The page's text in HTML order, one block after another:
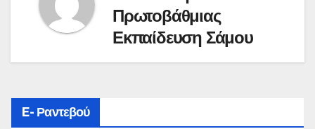
Πρωτοβάθμιας
Εκπαίδευση Σάμου
E- Ραντεβού